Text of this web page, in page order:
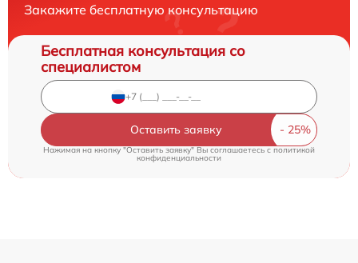
Закажите бесплатную консультацию
Бесплатная консультация со
специалистом
Оставить заявку
Нажимая на кнопку "Оставить заявку" Вы соглашаетесь cполитикой
конфиденциальности